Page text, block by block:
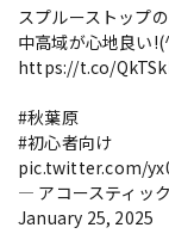
スプルーストップ
中高域が心地良い
https://t.co/
#秋葉原
#初心者向け
pic.twitter.com/
— アコースティッ
January 25, 2025